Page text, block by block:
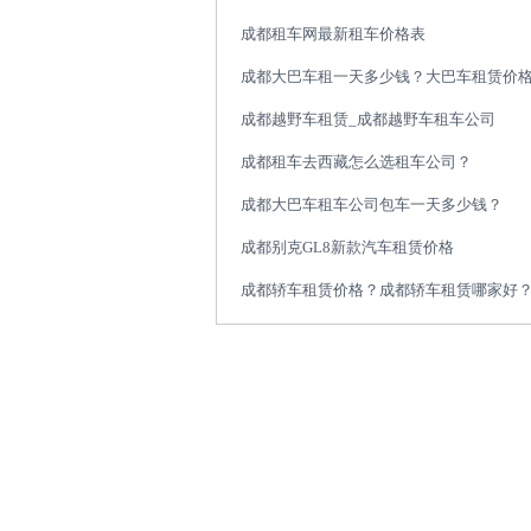
成都租车网最新租车价格表
成都大巴车租一天多少钱？大巴车租赁价
成都越野车租赁_成都越野车租车公司
成都租车去西藏怎么选租车公司？
成都大巴车租车公司包车一天多少钱？
成都别克GL8新款汽车租赁价格
成都轿车租赁价格？成都轿车租赁哪家好